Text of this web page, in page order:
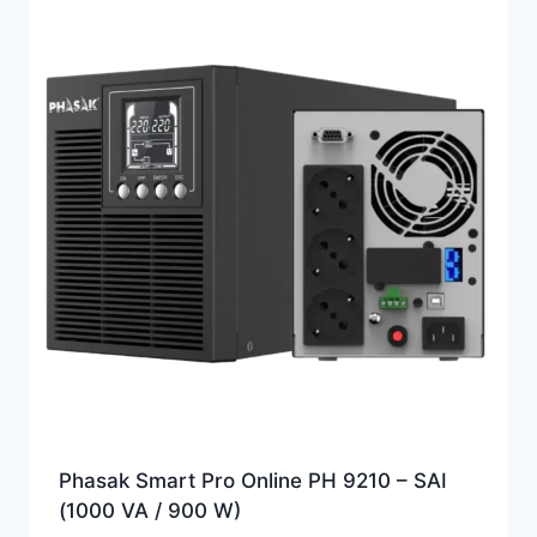
Phasak Smart Pro Online PH 9210 – SAI
(1000 VA / 900 W)